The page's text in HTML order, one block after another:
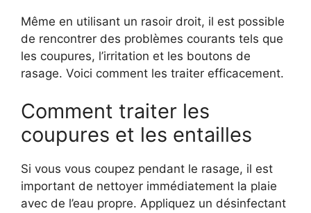
Même en utilisant un rasoir droit, il est possible
de rencontrer des problèmes courants tels que
les coupures, l’irritation et les boutons de
rasage. Voici comment les traiter efficacement.
Comment traiter les
coupures et les entailles
Si vous vous coupez pendant le rasage, il est
important de nettoyer immédiatement la plaie
avec de l’eau propre. Appliquez un désinfectant